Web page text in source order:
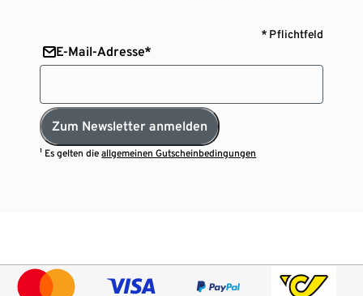
* Pflichtfeld
E-Mail-Adresse*
Zum Newsletter anmelden
¹ Es gelten dieallgemeinen Gutscheinbedingungen